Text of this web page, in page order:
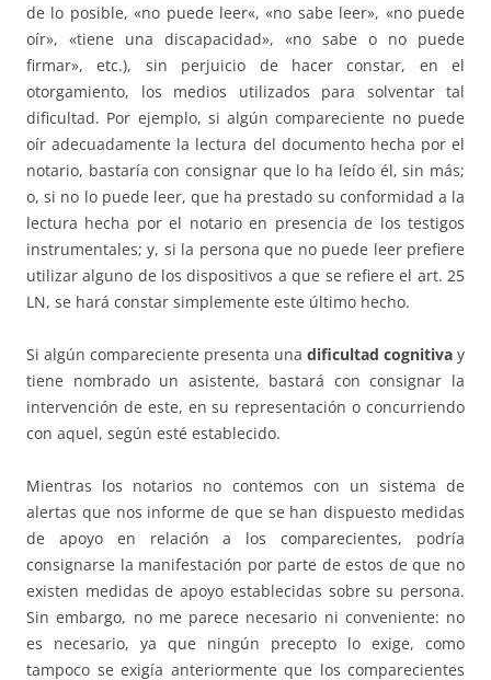
de lo posible, «no puede leer«, «no sabe leer», «no puede
oír», «tiene una discapacidad», «no sabe o no puede
firmar», etc.), sin perjuicio de hacer constar, en el
otorgamiento, los medios utilizados para solventar tal
dificultad. Por ejemplo, si algún compareciente no puede
oír adecuadamente la lectura del documento hecha por el
notario, bastaría con consignar que lo ha leído él, sin más;
o, si no lo puede leer, que ha prestado su conformidad a la
lectura hecha por el notario en presencia de los testigos
instrumentales; y, si la persona que no puede leer prefiere
utilizar alguno de los dispositivos a que se refiere el art. 25
LN, se hará constar simplemente este último hecho.
Si algún compareciente presenta una dificultad cognitiva y
tiene nombrado un asistente, bastará con consignar la
intervención de este, en su representación o concurriendo
con aquel, según esté establecido.
Mientras los notarios no contemos con un sistema de
alertas que nos informe de que se han dispuesto medidas
de apoyo en relación a los comparecientes, podría
consignarse la manifestación por parte de estos de que no
existen medidas de apoyo establecidas sobre su persona.
Sin embargo, no me parece necesario ni conveniente: no
es necesario, ya que ningún precepto lo exige, como
tampoco se exigía anteriormente que los comparecientes